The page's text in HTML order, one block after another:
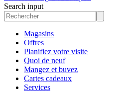
Search input
Magasins
Offres
Planifiez votre visite
Quoi de neuf
Mangez et buvez
Cartes cadeaux
Services